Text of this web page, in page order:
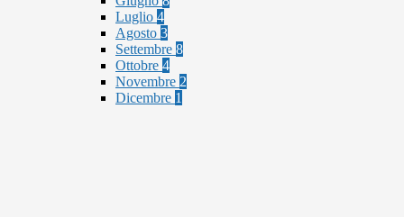
Luglio 4
Agosto 3
Settembre 8
Ottobre 4
Novembre 2
Dicembre 1